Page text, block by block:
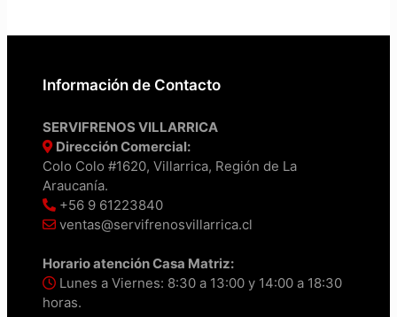
Información de Contacto
SERVIFRENOS VILLARRICA
Dirección Comercial:
Colo Colo #1620, Villarrica, Región de La
Araucanía.
+56 9 61223840
ventas@servifrenosvillarrica.cl
Horario atención Casa Matriz:
Lunes a Viernes: 8:30 a 13:00 y 14:00 a 18:30
horas.